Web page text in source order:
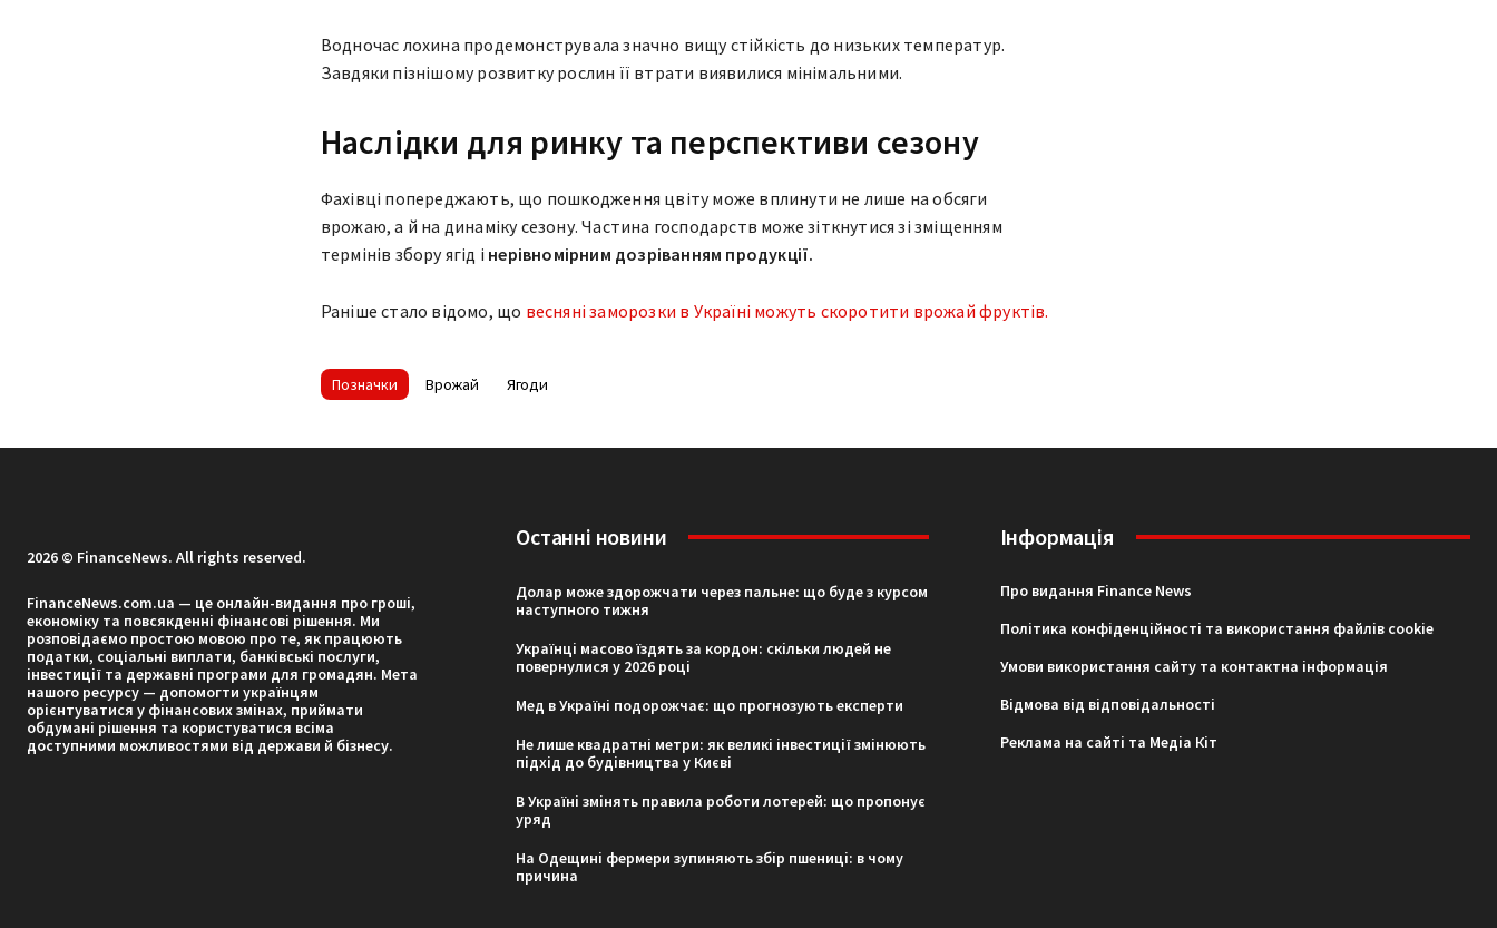
Водночас лохина продемонструвала значно вищу стійкість до низьких температур.
Завдяки пізнішому розвитку рослин її втрати виявилися мінімальними.
Наслідки для ринку та перспективи сезону
Фахівці попереджають, що пошкодження цвіту може вплинути не лише на обсяги
врожаю, а й на динаміку сезону. Частина господарств може зіткнутися зі зміщенням
термінів збору ягід і нерівномірним дозріванням продукції.
Раніше стало відомо, що весняні заморозки в Україні можуть скоротити врожай фруктів.
Позначки Врожай Ягоди
2026 © FinanceNews. All rights reserved.
FinanceNews.com.ua — це онлайн-видання про гроші,
економіку та повсякденні фінансові рішення. Ми
розповідаємо простою мовою про те, як працюють
податки, соціальні виплати, банківські послуги,
інвестиції та державні програми для громадян. Мета
нашого ресурсу — допомогти українцям
орієнтуватися у фінансових змінах, приймати
обдумані рішення та користуватися всіма
доступними можливостями від держави й бізнесу.
Останні новини
Долар може здорожчати через пальне: що буде з курсом
наступного тижня
Українці масово їздять за кордон: скільки людей не
повернулися у 2026 році
Мед в Україні подорожчає: що прогнозують експерти
Не лише квадратні метри: як великі інвестиції змінюють
підхід до будівництва у Києві
В Україні змінять правила роботи лотерей: що пропонує
уряд
На Одещині фермери зупиняють збір пшениці: в чому
причина
Інформація
Про видання Finance News
Політика конфіденційності та використання файлів cookie
Умови використання сайту та контактна інформація
Відмова від відповідальності
Реклама на сайті та Медіа Кіт